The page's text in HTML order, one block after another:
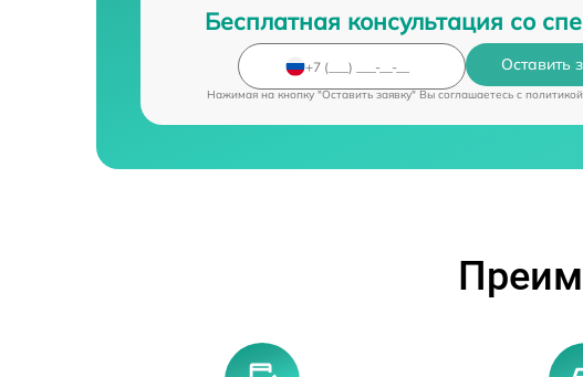
Бесплатная консультация со
Оставить
Нажимая на кнопку "Оставить заявку" Вы соглашаетесь c